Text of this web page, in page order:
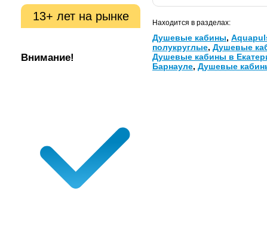
13+ лет на рынке
Внимание!
Находится в разделах:
Душевые кабины,
полукруглые, Душевые
Душевые кабины в
Барнауле, Душевые